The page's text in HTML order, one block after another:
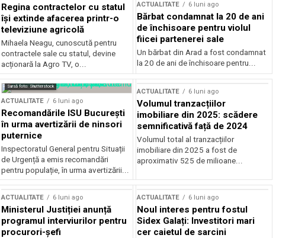
Regina contractelor cu statul
își extinde afacerea printr-o
televiziune agricolă
Mihaela Neagu, cunoscută pentru
contractele sale cu statul, devine
acționară la Agro TV, o...
ACTUALITATE 6 luni ago
Bărbat condamnat la 20 de ani
de închisoare pentru violul
fiicei partenerei sale
Un bărbat din Arad a fost condamnat
la 20 de ani de închisoare pentru...
Sursă foto: Shutterstock
ACTUALITATE 6 luni ago
Recomandările ISU București
în urma avertizării de ninsori
puternice
Inspectoratul General pentru Situații
de Urgență a emis recomandări
pentru populație, în urma avertizării...
ACTUALITATE 6 luni ago
Volumul tranzacțiilor
imobiliare din 2025: scădere
semnificativă față de 2024
Volumul total al tranzacțiilor
imobiliare din 2025 a fost de
aproximativ 525 de milioane...
ACTUALITATE 6 luni ago
Ministerul Justiției anunță
programul interviurilor pentru
procurori-șefi
ACTUALITATE 6 luni ago
Noul interes pentru fostul
Sidex Galați: Investitori mari
cer caietul de sarcini